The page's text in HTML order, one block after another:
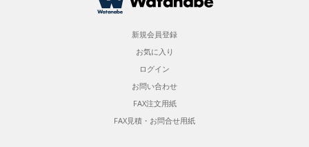
新規会員登録
お気に入り
ログイン
お問い合わせ
FAX注文用紙
FAX見積・お問合せ用紙